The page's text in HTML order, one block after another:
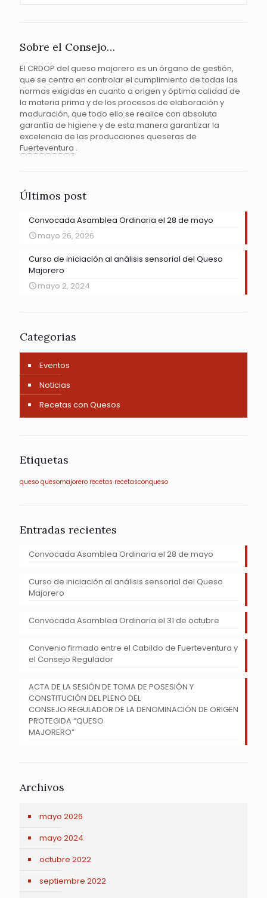
Sobre el Consejo…
El CRDOP del queso majorero es un órgano de gestión,
que se centra en controlar el cumplimiento de todas las
normas exigidas en cuanto a origen y óptima calidad de
la materia prima y de los procesos de elaboración y
maduración, que todo ello se realice con absoluta
garantía de higiene y de esta manera garantizar la
excelencia de las producciones queseras de
Fuerteventura .
Últimos post
Convocada Asamblea Ordinaria el 28 de mayo
mayo 26, 2026
Curso de iniciación al análisis sensorial del Queso
Majorero
mayo 2, 2024
Categorias
Eventos
Noticias
Recetas con Quesos
Etiquetas
queso quesomajorero recetas recetasconqueso
Entradas recientes
Convocada Asamblea Ordinaria el 28 de mayo
Curso de iniciación al análisis sensorial del Queso
Majorero
Convocada Asamblea Ordinaria el 31 de octubre
Convenio firmado entre el Cabildo de Fuerteventura y
el Consejo Regulador
ACTA DE LA SESIÓN DE TOMA DE POSESIÓN Y
CONSTITUCIÓN DEL PLENO DEL
CONSEJO REGULADOR DE LA DENOMINACIÓN DE ORIGEN
PROTEGIDA “QUESO
MAJORERO”
Archivos
mayo 2026
mayo 2024
octubre 2022
septiembre 2022